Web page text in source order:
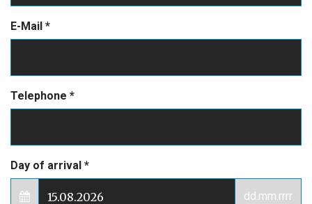
E-Mail *
Telephone *
Day of arrival *
dd.mm.rrrr